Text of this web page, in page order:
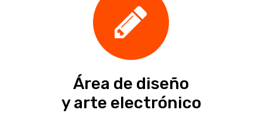
Área de diseño
y arte electrónico